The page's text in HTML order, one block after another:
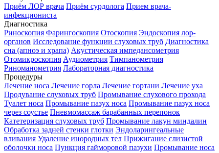
Приём ЛОР врача Приём сурдолога Прием врача-
инфекциониста
Диагностика
Риноскопия Фарингоскопия Отоскопия Эндоскопия лор-
органов Исследование функции слуховых труб Диагностика
сна (апноэ и храпа) Акустическая импедансометрия
Отомикроскопия Аудиометрия Тимпанометрия
Риноманометрия Лабораторная диагностика
Процедуры
Лечение носа Лечение горла Лечение гортани Лечение уха
Продувание слуховых труб Промывание слухового прохода
Туалет носа Промывание пазух носа Промывание пазух носа
через соустье Пневмомассаж барабанных перепонок
Катетеризация слуховых труб Промывание лакун миндалин
Обработка задней стенки глотки Эндоларингеальные
вливания Удаление инородных тел Прижигание слизистой
оболочки носа Пункция гайморовой пазухи Промывание носа